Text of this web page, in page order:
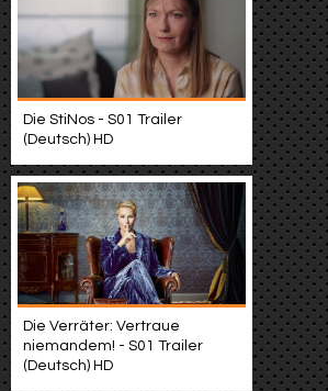
Die StiNos - S01 Trailer
(Deutsch) HD
Die Verräter: Vertraue
niemandem! - S01 Trailer
(Deutsch) HD